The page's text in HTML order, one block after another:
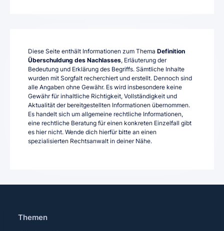
Diese Seite enthält Informationen zum Thema Definition
Überschuldung des Nachlasses, Erläuterung der
Bedeutung und Erklärung des Begriffs. Sämtliche Inhalte
wurden mit Sorgfalt recherchiert und erstellt. Dennoch sind
alle Angaben ohne Gewähr. Es wird insbesondere keine
Gewähr für inhaltliche Richtigkeit, Vollständigkeit und
Aktualität der bereitgestellten Informationen übernommen.
Es handelt sich um allgemeine rechtliche Informationen,
eine rechtliche Beratung für einen konkreten Einzelfall gibt
es hier nicht. Wende dich hierfür bitte an einen
spezialisierten Rechtsanwalt in deiner Nähe.
Themen